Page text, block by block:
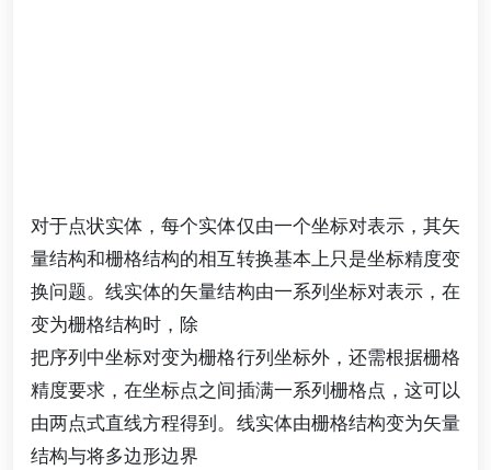
对于点状实体，每个实体仅由一个坐标对表示，其矢
量结构和栅格结构的相互转换基本上只是坐标精度变
换问题。线实体的矢量结构由一系列坐标对表示，在
变为栅格结构时，除
把序列中坐标对变为栅格行列坐标外，还需根据栅格
精度要求，在坐标点之间插满一系列栅格点，这可以
由两点式直线方程得到。线实体由栅格结构变为矢量
结构与将多边形边界